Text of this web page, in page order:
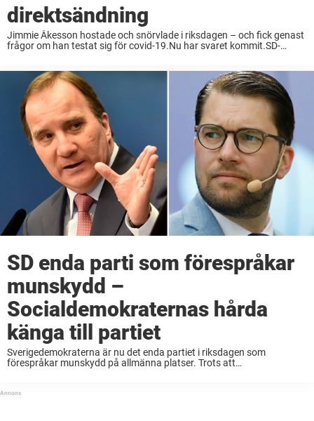
direktsändning
Jimmie Åkesson hostade och snörvlade i riksdagen – och fick genast
frågor om han testat sig för covid-19.Nu har svaret kommit.SD-
SD enda parti som förespråkar
munskydd –
Socialdemokraternas hårda
känga till partiet
Sverigedemokraterna är nu det enda partiet i riksdagen som
förespråkar munskydd på allmänna platser. Trots att
göra även ...